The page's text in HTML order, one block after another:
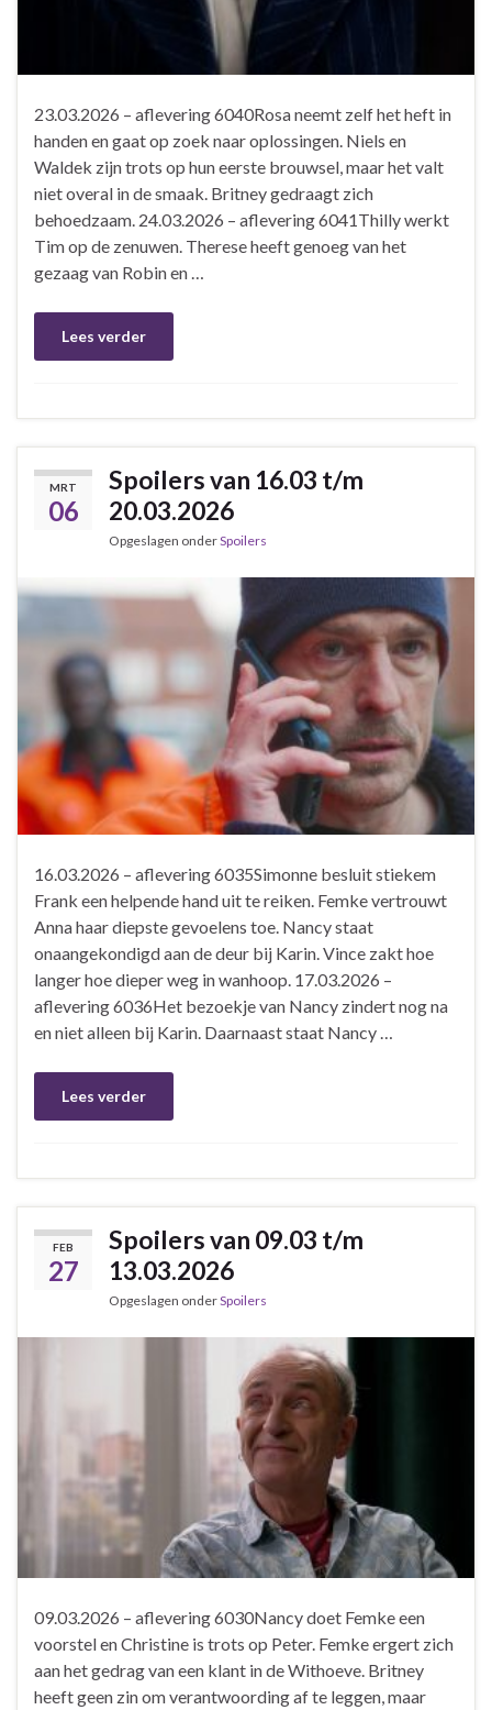
23.03.2026 – aflevering 6040Rosa neemt zelf het heft in
handen en gaat op zoek naar oplossingen. Niels en
Waldek zijn trots op hun eerste brouwsel, maar het valt
niet overal in de smaak. Britney gedraagt zich
behoedzaam. 24.03.2026 – aflevering 6041Thilly werkt
Tim op de zenuwen. Therese heeft genoeg van het
gezaag van Robin en …
Lees verder
MRT
06
Spoilers van 16.03 t/m
20.03.2026
Opgeslagen onderSpoilers
16.03.2026 – aflevering 6035Simonne besluit stiekem
Frank een helpende hand uit te reiken. Femke vertrouwt
Anna haar diepste gevoelens toe. Nancy staat
onaangekondigd aan de deur bij Karin. Vince zakt hoe
langer hoe dieper weg in wanhoop. 17.03.2026 –
aflevering 6036Het bezoekje van Nancy zindert nog na
en niet alleen bij Karin. Daarnaast staat Nancy …
Lees verder
FEB
27
Spoilers van 09.03 t/m
13.03.2026
Opgeslagen onderSpoilers
09.03.2026 – aflevering 6030Nancy doet Femke een
voorstel en Christine is trots op Peter. Femke ergert zich
aan het gedrag van een klant in de Withoeve. Britney
heeft geen zin om verantwoording af te leggen, maar